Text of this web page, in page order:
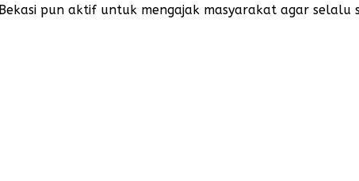
pun aktif untuk mengajak masyarakat agar selalu